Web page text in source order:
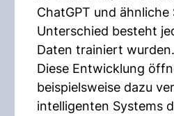
ChatGPT und
Unterschied besteht
Daten trainiert wurden.
Diese Entwicklung
beispielsweise dazu
intelligenten Systems